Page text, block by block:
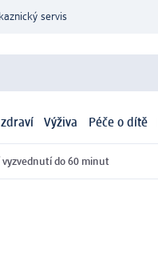
servis
Výživa Péče o dítě
vyzvednutí do 60 minut